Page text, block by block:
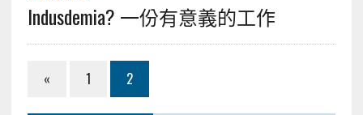
Indusdemia? 一份有意義的工作
« 1 2